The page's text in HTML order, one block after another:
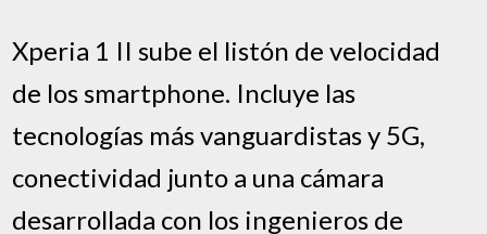
Xperia 1 II sube el listón de velocidad
de los smartphone. Incluye las
tecnologías más vanguardistas y 5G,
conectividad junto a una cámara
desarrollada con los ingenieros de